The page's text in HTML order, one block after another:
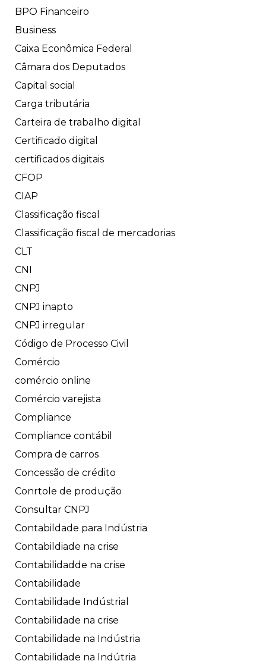
BPO Financeiro
Business
Caixa Econômica Federal
Câmara dos Deputados
Capital social
Carga tributária
Carteira de trabalho digital
Certificado digital
certificados digitais
CFOP
CIAP
Classificação fiscal
Classificação fiscal de mercadorias
CLT
CNI
CNPJ
CNPJ inapto
CNPJ irregular
Código de Processo Civil
Comércio
comércio online
Comércio varejista
Compliance
Compliance contábil
Compra de carros
Concessão de crédito
Conrtole de produção
Consultar CNPJ
Contabildade para Indústria
Contabildiade na crise
Contabilidadde na crise
Contabilidade
Contabilidade Indústrial
Contabilidade na crise
Contabilidade na Indústria
Contabilidade na Indútria